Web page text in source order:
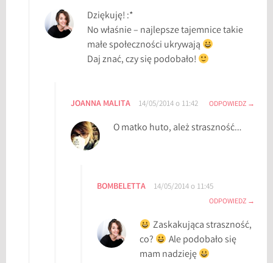
c
k
s
o
T
y
Dziękuję! :*
No właśnie – najlepsze tajemnice takie
małe społeczności ukrywają
Daj znać, czy się podobało!
JOANNA MALITA 14/05/2014 o 11:42 ODPOWIEDZ
O matko huto, ależ straszność…
BOMBELETTA 14/05/2014 o 11:45
ODPOWIEDZ
Zaskakująca straszność,
co?
Ale podobało się
mam nadzieję